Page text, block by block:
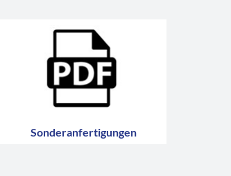
Sonderanfertigungen